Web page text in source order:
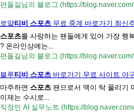
편들길님의 블로그 (https://
로얄티비 스포츠 무료 중계 바로가기 최신
스포츠를 사랑하는 팬들에게 있어 가장 행
? 온라인상에는...
편들길님의 블로그 (https://
블루티비 스포츠 바로가기 무료 사이트 야
마주하면 스포츠 팬으로서 맥이 탁 풀리기
이제는 수시로...
직장인 AI 실무노트 (https://